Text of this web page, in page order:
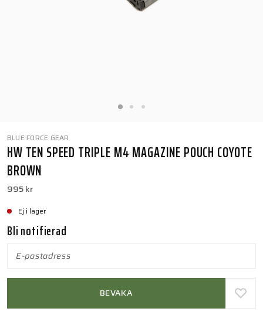
BLUE FORCE GEAR
HW TEN SPEED TRIPLE M4 MAGAZINE POUCH COYOTE
BROWN
995 kr
Ej i lager
Bli notifierad
BEVAKA